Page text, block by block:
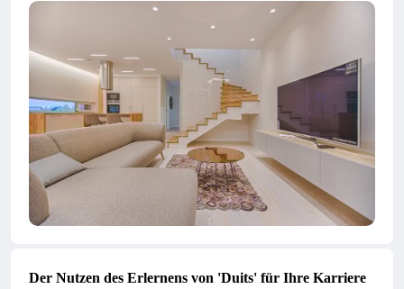
Der Nutzen des Erlernens von 'Duits' für Ihre Karriere